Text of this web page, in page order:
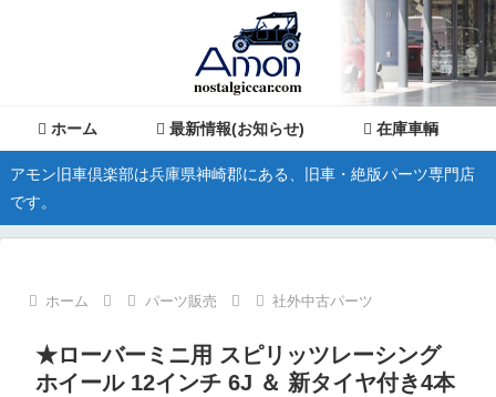
ホーム 最新情報(お知らせ) 在庫車輌
アモン旧車倶楽部は兵庫県神崎郡にある、旧車・絶版パーツ専門店
です。
ホーム パーツ販売 社外中古パーツ
★ローバーミニ用 スピリッツレーシング
ホイール 12インチ 6J ＆ 新タイヤ付き4本